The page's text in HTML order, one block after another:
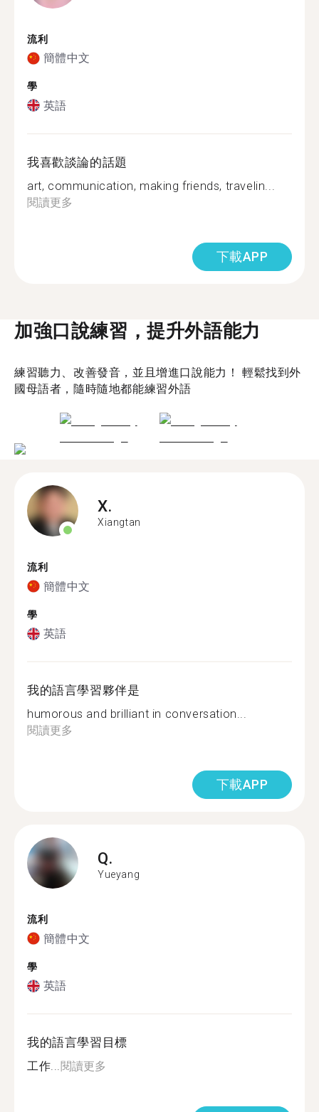
流利
簡體中文
學
英語
我喜歡談論的話題
art, communication, making friends, travelin...
閱讀更多
下載APP
加強口說練習，提升外語能力
練習聽力、改善發音，並且增進口說能力！ 輕鬆找到外
國母語者，隨時隨地都能練習外語
X.
Xiangtan
流利
簡體中文
學
英語
我的語言學習夥伴是
humorous and brilliant in conversation...
閱讀更多
下載APP
Q.
Yueyang
流利
簡體中文
學
英語
我的語言學習目標
工作...閱讀更多